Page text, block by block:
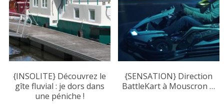
{INSOLITE} Découvrez le
gîte fluvial : je dors dans
une péniche !
{SENSATION} Direction
BattleKart à Mouscron …